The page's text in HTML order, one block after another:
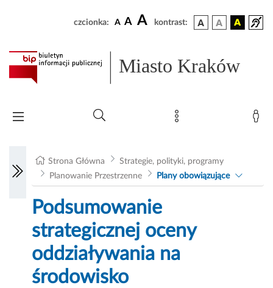
czcionka: A A A kontrast:
Miasto Kraków
Strona Główna
Strategie, polityki, programy
Planowanie Przestrzenne
Plany obowiązujące
Podsumowanie
strategicznej oceny
oddziaływania na
środowisko